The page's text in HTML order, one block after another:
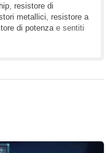
resistore di
metallici resistore a
di potenza e sentiti